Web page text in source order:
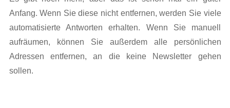
Anfang. Wenn Sie diese nicht entfernen, werden Sie viele
automatisierte Antworten erhalten. Wenn Sie manuell
aufräumen, können Sie außerdem alle persönlichen
Adressen entfernen, an die keine Newsletter gehen
sollen.